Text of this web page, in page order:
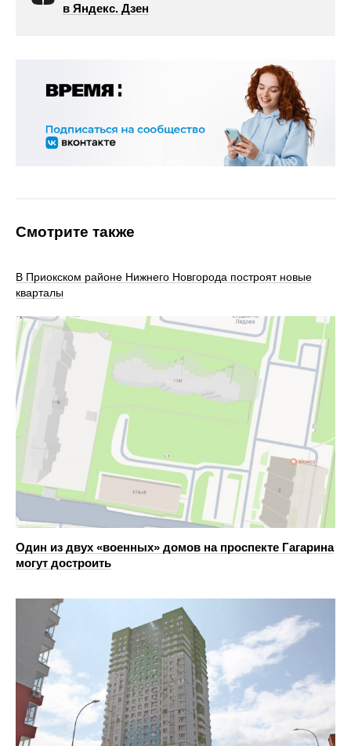
в Яндекс. Дзен
Смотрите также
В Приокском районе Нижнего Новгорода построят новые
кварталы
Один из двух «военных» домов на проспекте Гагарина
могут достроить